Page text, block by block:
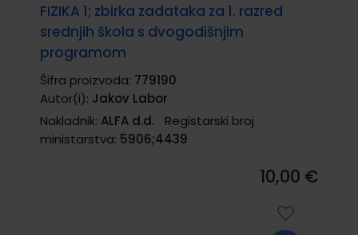
FIZIKA 1; zbirka zadataka za 1. razred
srednjih škola s dvogodišnjim
programom
Šifra proizvoda: 779190
Autor(i): Jakov Labor
Nakladnik: ALFA d.d.
Registarski broj
ministarstva: 5906;4439
10,00 €